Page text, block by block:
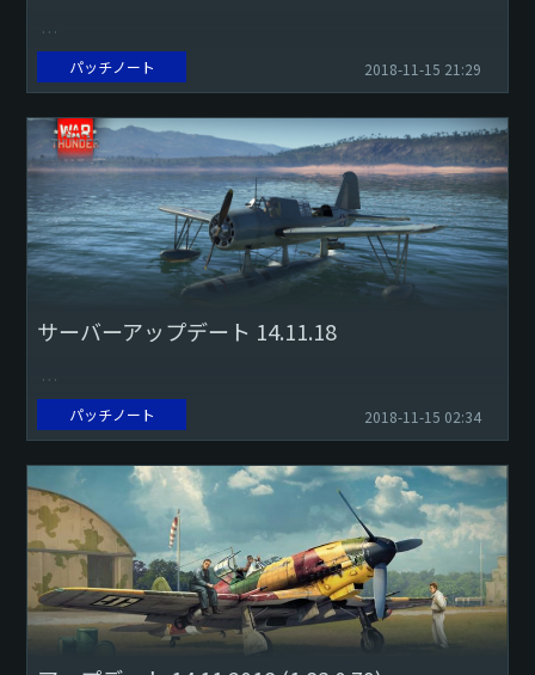
プレイヤーの進捗状況や、駆逐艦の研究速度を均等にするた
めに、ドイツとソ連の海軍研究ツリーに変更を追加しまし
た。 ドイツ海軍ツリーでの変更：
S-100（1944...
パッチノート 2018-11-15 21:29
サーバーアップデート 14.11.18
近接信管（3 С63、Mk.31、DM 261）を搭載した76mm曳光
弾を追加しました。
OF62砲弾の弾道範囲を10kmから15kmに拡大しました。
OS2U-...
パッチノート 2018-11-15 02:34